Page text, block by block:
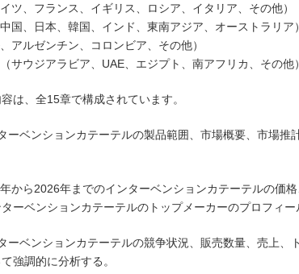
ツ、フランス、イギリス、ロシア、イタリア、その他）
国、日本、韓国、インド、東南アジア、オーストラリア）
アルゼンチン、コロンビア、その他）
サウジアラビア、UAE、エジプト、南アフリカ、その他）
は、全15章で構成されています。
ーベンションカテーテルの製品範囲、市場概要、市場推
から2026年までのインターベンションカテーテルの価
ーベンションカテーテルのトップメーカーのプロフィー
ーベンションカテーテルの競争状況、販売数量、売上、
強調的に分析する。